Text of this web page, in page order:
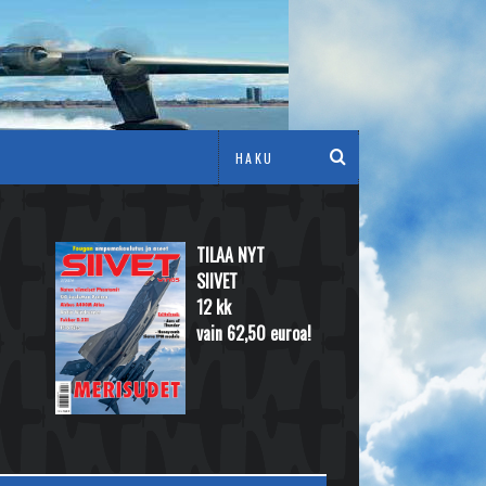
TILAA NYT
SIIVET
12 kk
vain 62,50 euroa!